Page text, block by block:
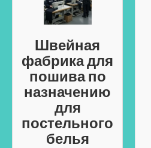
Швейная
фабрика для
пошива по
назначению
для
постельного
белья